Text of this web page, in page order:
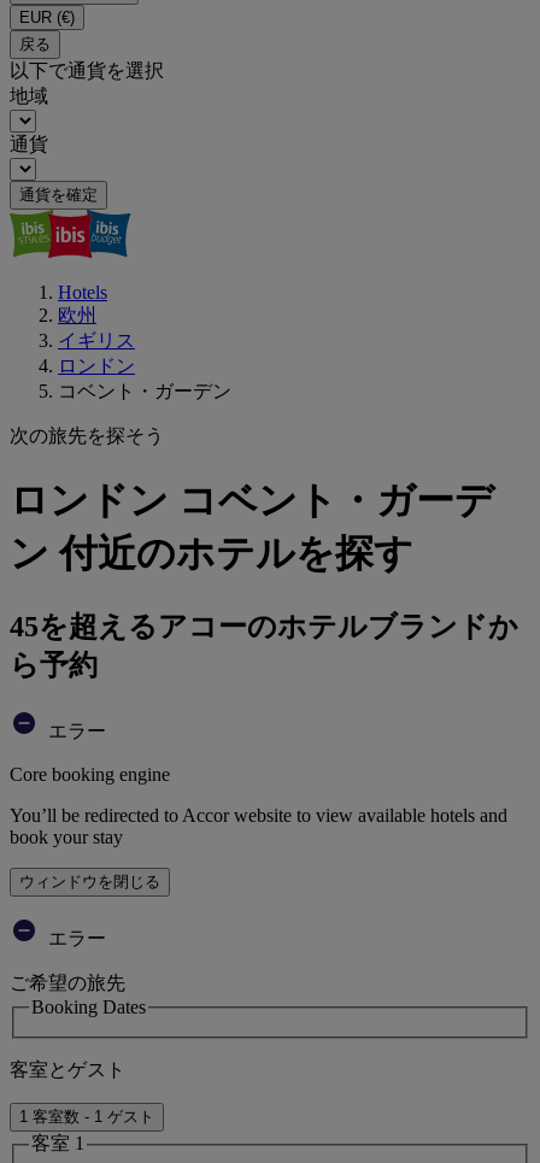
EUR (€)
戻る
以下で通貨を選択
地域
通貨
通貨を確定
Hotels
欧州
イギリス
ロンドン
コベント・ガーデン
次の旅先を探そう
ロンドン コベント・ガーデ
ン 付近のホテルを探す
45を超えるアコーのホテルブランドか
ら予約
エラー
Core booking engine
You’ll be redirected to Accor website to view available hotels and
book your stay
ウィンドウを閉じる
エラー
ご希望の旅先
Booking Dates
客室とゲスト
1 客室数 - 1 ゲスト
客室 1